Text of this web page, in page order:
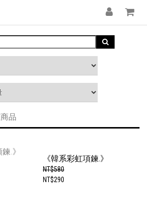
品
《韓系彩虹項鍊.》
NT$580
NT$290